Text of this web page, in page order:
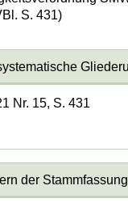
S. 431)
Nr. 15, S. 431
der Stammfassung